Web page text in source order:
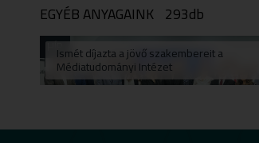
EGYÉB ANYAGAINK 293db
HÍRIsmét díjazta a jövő szakembereit a
Médiatudományi Intézet